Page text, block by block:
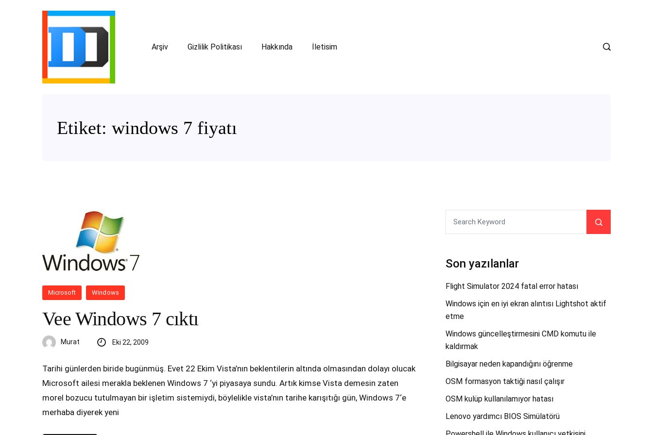
Arşiv Gizlilik Politikası Hakkında İletisim
Etiket: windows 7 fiyatı
Microsoft Windows
Vee Windows 7 cıktı
Murat Eki 22, 2009
Tarihi günlerden biride bugünmüş. Evet 22 Ekim Vista’nın beklentilerin altında olmasından dolayı olucak
Microsoft ailesi merakla beklenen Windows 7 ‘yi piyasaya sundu. Artık kimse Vista demesin zaten
morel bozucu tutulmayan bir işletim sistemiydi, böylelikle vista’nın tarihe karışıtığı gün, Windows 7‘e
merhaba diyerek yeni
Son yazılanlar
Flight Simulator 2024 fatal error hatası
Windows için en iyi ekran alıntısı Lightshot aktif
etme
Windows güncelleştirmesini CMD komutu ile
kaldırmak
Bilgisayar neden kapandığını öğrenme
OSM formasyon taktiği nasıl çalışır
OSM kulüp kullanılamıyor hatası
Lenovo yardımcı BIOS Simülatörü